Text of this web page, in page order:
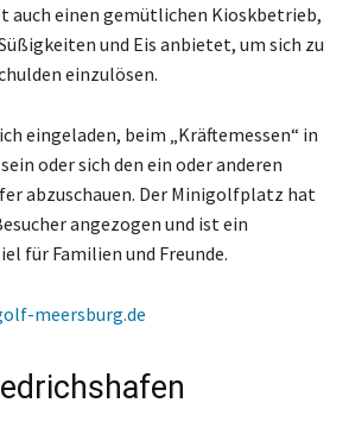
auch einen gemütlichen Kioskbetrieb,
und Eis anbietet, um sich zu
einzulösen.
eingeladen, beim „Kräftemessen“ in
oder sich den ein oder anderen
abzuschauen. Der Minigolfplatz hat
angezogen und ist ein
für Familien und Freunde.
meersburg.de